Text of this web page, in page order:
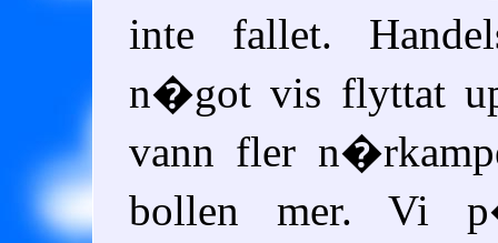
inte fallet.
n�got vis flyttat
vann fler
bollen mer. Vi